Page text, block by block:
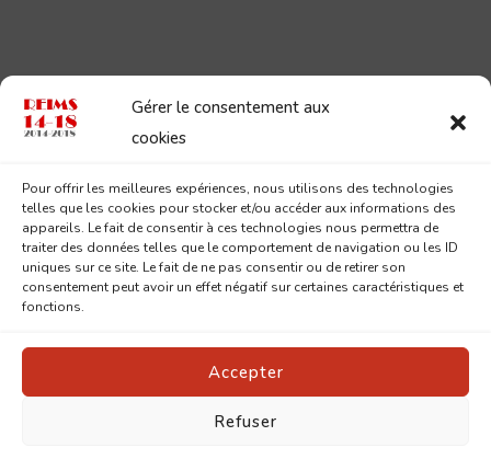
Gérer le consentement aux
cookies
Pour offrir les meilleures expériences, nous utilisons des technologies
telles que les cookies pour stocker et/ou accéder aux informations des
appareils. Le fait de consentir à ces technologies nous permettra de
traiter des données telles que le comportement de navigation ou les ID
uniques sur ce site. Le fait de ne pas consentir ou de retirer son
consentement peut avoir un effet négatif sur certaines caractéristiques et
fonctions.
Accepter
Refuser
Reims 14-18. Tous droits réservés.